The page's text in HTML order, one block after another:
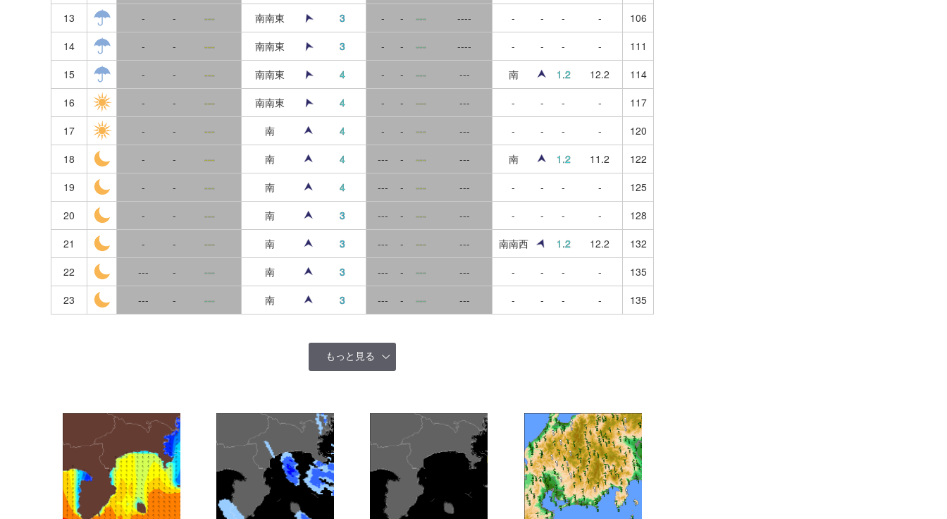
岐阜
三重
新潟
富山
石川
福井
滋賀
京都
大阪
兵庫
奈良
島根
鳥取
13
- - --- 南南東 3 - - --- ---- - - - -
106
14
- - --- 南南東 3 - - --- ---- - - - -
111
15
- - --- 南南東 4 - - --- --- 南 1.2 12.2
114
16
- - --- 南南東 4 - - --- --- - - - -
117
17
- - --- 南 4 - - --- --- - - - -
120
18
- - --- 南 4 --- - --- --- 南 1.2 11.2
122
19
- - --- 南 4 --- - --- --- - - - -
125
20
- - --- 南 3 --- - --- --- - - - -
128
21
- - --- 南 3 --- - --- --- 南南西 1.2 12.2
132
22
--- - --- 南 3 --- - --- --- - - - -
135
23
--- - --- 南 3 --- - --- --- - - - - 135
もっと見る